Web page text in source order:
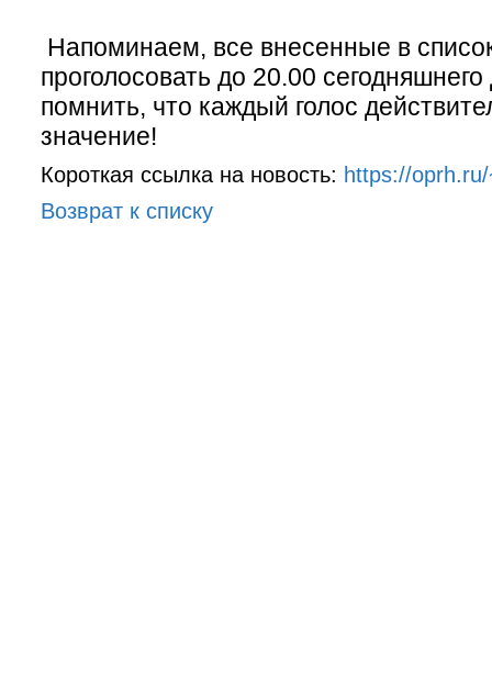
Напоминаем, все внесенные в
проголосовать до 20.00
помнить, что каждый голос
значение!
Короткая ссылка на новость: https://
Возврат к списку